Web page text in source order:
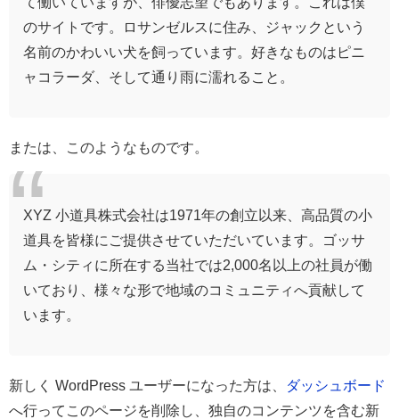
のサイトです。ロサンゼルスに住み、ジャックという
名前のかわいい犬を飼っています。好きなものはピニ
ャコラーダ、そして通り雨に濡れること。
または、このようなものです。
XYZ 小道具株式会社は1971年の創立以来、高品質の小
道具を皆様にご提供させていただいています。ゴッサ
ム・シティに所在する当社では2,000名以上の社員が働
いており、様々な形で地域のコミュニティへ貢献して
います。
新しく WordPress ユーザーになった方は、
ダッシュボード
へ行ってこのページを削除し、独自のコンテンツを含む新